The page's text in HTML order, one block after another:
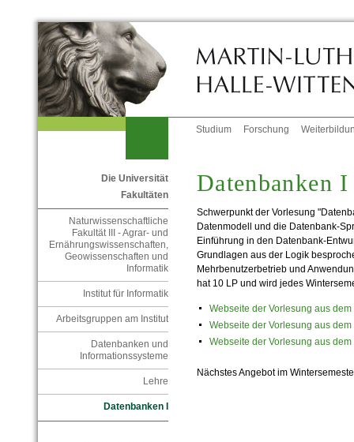
Studium Forschung
Die Universität
Fakultäten
Naturwissenschaftliche
Fakultät III - Agrar- und
Ernährungswissenschaften,
Geowissenschaften und
Informatik
Institut für Informatik
Arbeitsgruppen am Institut
Datenbanken und
Informationssysteme
Lehre
Datenbanken I
Datenbanken I
Schwerpunkt der Vorlesung
Datenmodell und die Datenbank-
Einführung in den Datenbank-
Grundlagen aus der Logik
Mehrbenutzerbetrieb und
hat 10 LP und wird jedes
Webseite der Vorlesung aus
Webseite der Vorlesung aus
Webseite der Vorlesung aus
Nächstes Angebot im